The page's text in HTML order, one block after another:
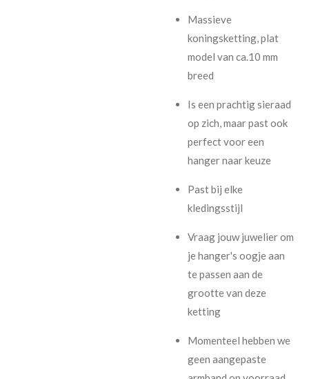
Massieve
koningsketting, plat
model van ca.10 mm
breed
Is een prachtig sieraad
op zich, maar past ook
perfect voor een
hanger naar keuze
Past bij elke
kledingsstijl
Vraag jouw juwelier om
je hanger's oogje aan
te passen aan de
grootte van deze
ketting
Momenteel hebben we
geen aangepaste